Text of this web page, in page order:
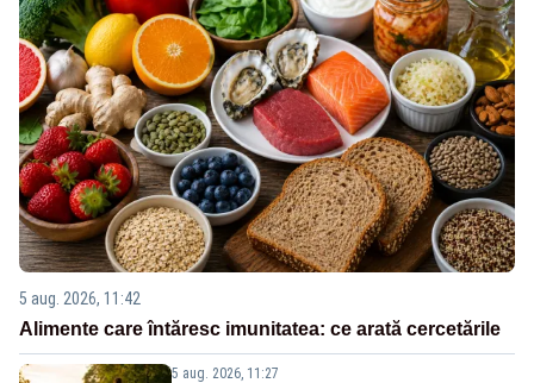
5 aug. 2026, 11:42
Alimente care întăresc imunitatea: ce arată cercetările
5 aug. 2026, 11:27